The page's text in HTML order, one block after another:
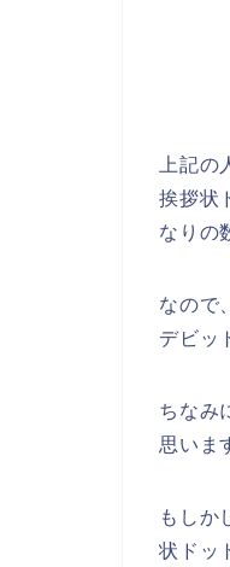
上記
挨拶状
なりの
なので
デビッ
ちなみ
思いま
もしか
状ドッ